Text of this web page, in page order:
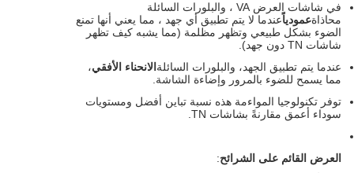
في شاشات العرض VA ، والبلورات السائلة
محاذاةعمودياًعندما لا يتم تطبيق أي جهد ، مما يعني أنها تمنع
الضوء بشكل طبيعي وتظهر مظلمة (مما يشبه كيف تظهر
شاشات TN دون جهد).
عندما يتم تطبيق الجهد، والبلورات السائلة الانحناء الأفقي،
مما يسمح للضوء بالمرور وإضاءة الشاشة.
توفر تكنولوجيا المواءمة هذه نسبة تباين أفضل ومستويات
سوداء أعمق مقارنةً بشاشات TN.
العرض القائم على الشرائح: